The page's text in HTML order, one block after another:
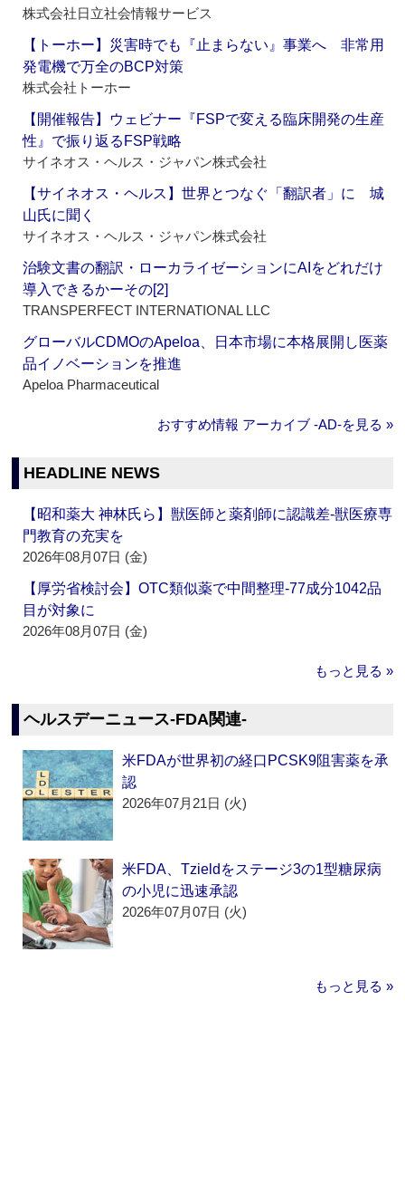
株式会社日立社会情報サービス
【トーホー】災害時でも『止まらない』事業へ 非常用
発電機で万全のBCP対策
株式会社トーホー
【開催報告】ウェビナー『FSPで変える臨床開発の生産
性』で振り返るFSP戦略
サイネオス・ヘルス・ジャパン株式会社
【サイネオス・ヘルス】世界とつなぐ「翻訳者」に 城
山氏に聞く
サイネオス・ヘルス・ジャパン株式会社
治験文書の翻訳・ローカライゼーションにAIをどれだけ
導入できるかーその[2]
TRANSPERFECT INTERNATIONAL LLC
グローバルCDMOのApeloa、日本市場に本格展開し医薬
品イノベーションを推進
Apeloa Pharmaceutical
おすすめ情報 アーカイブ ‐AD‐を見る »
HEADLINE NEWS
【昭和薬大 神林氏ら】獣医師と薬剤師に認識差‐獣医療専
門教育の充実を
2026年08月07日 (金)
【厚労省検討会】OTC類似薬で中間整理‐77成分1042品
目が対象に
2026年08月07日 (金)
もっと見る »
ヘルスデーニュース‐FDA関連‐
米FDAが世界初の経口PCSK9阻害薬を承
認
2026年07月21日 (火)
米FDA、Tzieldをステージ3の1型糖尿病
の小児に迅速承認
2026年07月07日 (火)
もっと見る »